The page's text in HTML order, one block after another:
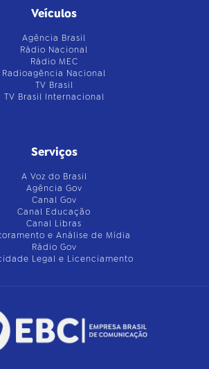
Veículos
Agência Brasil
Rádio Nacional
Rádio MEC
Radioagência Nacional
TV Brasil
TV Brasil Internacional
Serviços
A Voz do Brasil
Agência Gov
Canal Gov
Canal Educação
Canal Libras
e Análise de Mídia
Rádio Gov
Legal e Licenciamento